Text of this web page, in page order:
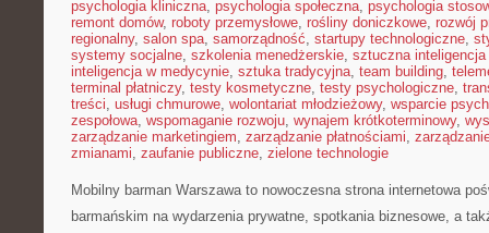
psychologia kliniczna, psychologia społeczna, psychologia
remont domów, roboty przemysłowe, rośliny doniczkowe, rozwój
regionalny, salon spa, samorządność, startupy technologiczne,
systemy socjalne, szkolenia menedżerskie, sztuczna
inteligencja w medycynie, sztuka tradycyjna, team building,
terminal płatniczy, testy kosmetyczne, testy psychologiczne,
treści, usługi chmurowe, wolontariat młodzieżowy, wsparcie
zespołowa, wspomaganie rozwoju, wynajem krótkoterminowy,
zarządzanie marketingiem, zarządzanie płatnościami,
zmianami, zaufanie publiczne, zielone technologie
Mobilny barman Warszawa to nowoczesna strona internetowa
barmańskim na wydarzenia prywatne, spotkania biznesowe, a